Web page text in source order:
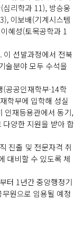
리학과 11), 방승웅
이보배(기계시스템
혜성(토목공학과 1
선발과정에서 전북
술분야 모두 수석을
공공인재학부·14학
학부에 입학해 성실
인재등용관에서 동기,
양한 지원을 받아 합
진출 및 전문자격 취
대비할 수 있도록 체
터 1년간 중앙행정기
원으로 임용될 예정